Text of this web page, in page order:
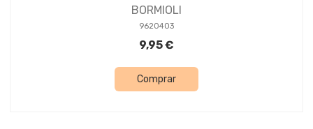
BORMIOLI
9620403
9,95 €
Comprar